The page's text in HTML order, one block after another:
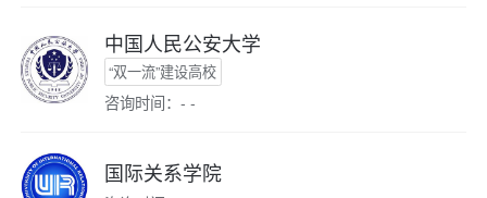
中国人民公安大学
“双一流”建设高校
咨询时间：- -
国际关系学院